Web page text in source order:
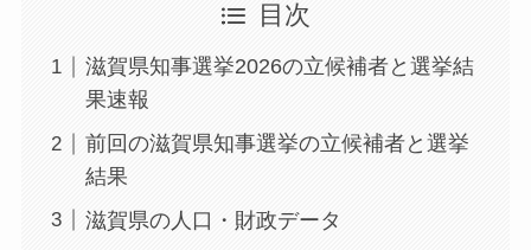
目次
滋賀県知事選挙2026の立候補者と選挙結
果速報
前回の滋賀県知事選挙の立候補者と選挙
結果
滋賀県の人口・財政データ